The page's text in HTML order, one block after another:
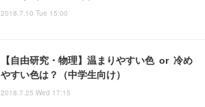
2018.7.10 Tue 15:00
【自由研究・物理】温まりやすい色 or 冷め
やすい色は？（中学生向け）
2018.7.25 Wed 17:15